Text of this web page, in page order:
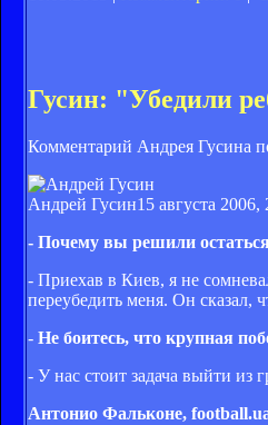
Гусин: "Убедили
Комментарий Андрея Гусина
Андрей Гусин15 августа 2006,
- Почему вы решили
- Приехав в Киев, я не
переубедить меня. Он сказал,
- Не боитесь, что крупная
- У нас стоит задача выйти из
Антонио Фальконе,